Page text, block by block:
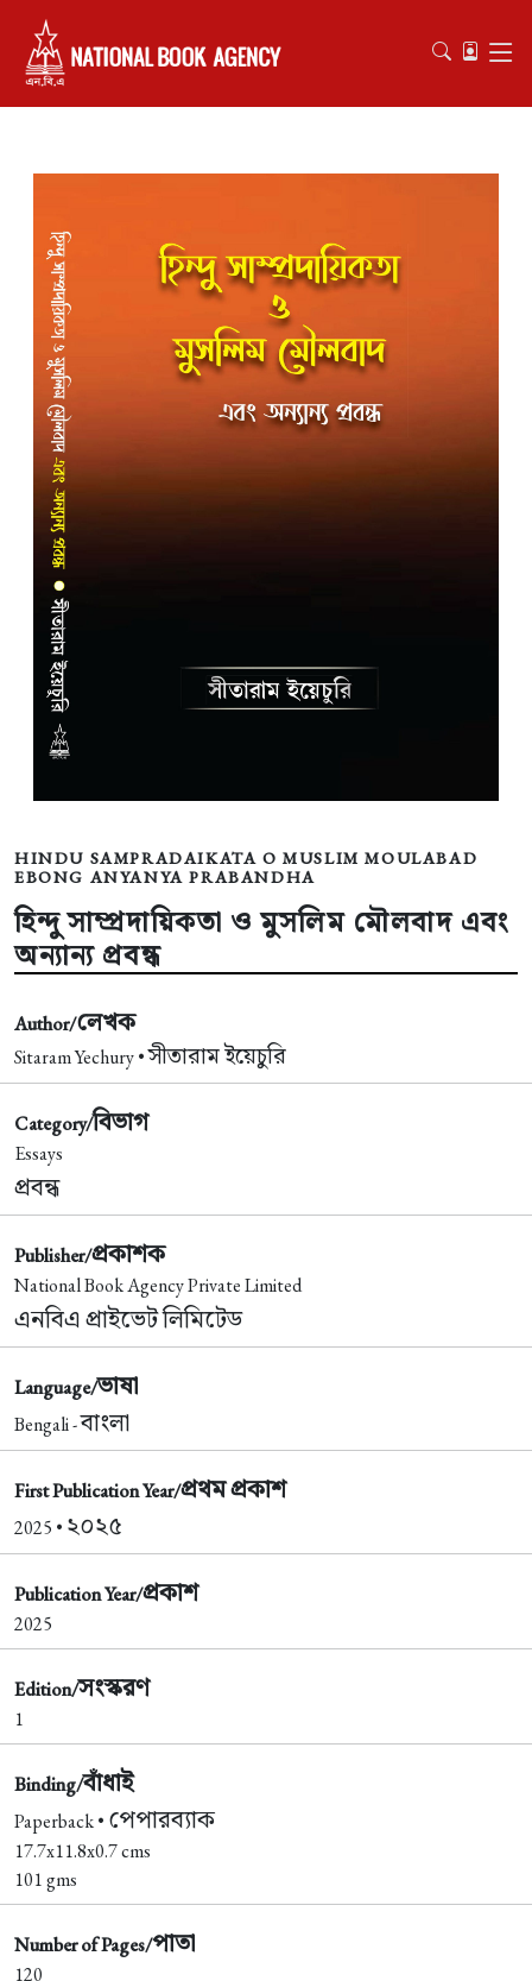
HINDU SAMPRADAIKATA O MUSLIM MOULABAD
EBONG ANYANYA PRABANDHA
হিন্দু সাম্প্রদায়িকতা ও মুসলিম মৌলবাদ এবং
অন্যান্য প্রবন্ধ
Author/লেখক
Sitaram Yechury •সীতারাম ইয়েচুরি
Category/বিভাগ
Essays
প্রবন্ধ
Publisher/প্রকাশক
National Book Agency Private Limited
এনবিএ প্রাইভেট লিমিটেড
Language/ভাষা
Bengali -বাংলা
First Publication Year/প্রথম প্রকাশ
2025 • ২০২৫
Publication Year/প্রকাশ
2025
Edition/সংস্করণ
1
Binding/বাঁধাই
Paperback • পেপারব্যাক
17.7x11.8x0.7 cms
101 gms
Number of Pages/পাতা
120